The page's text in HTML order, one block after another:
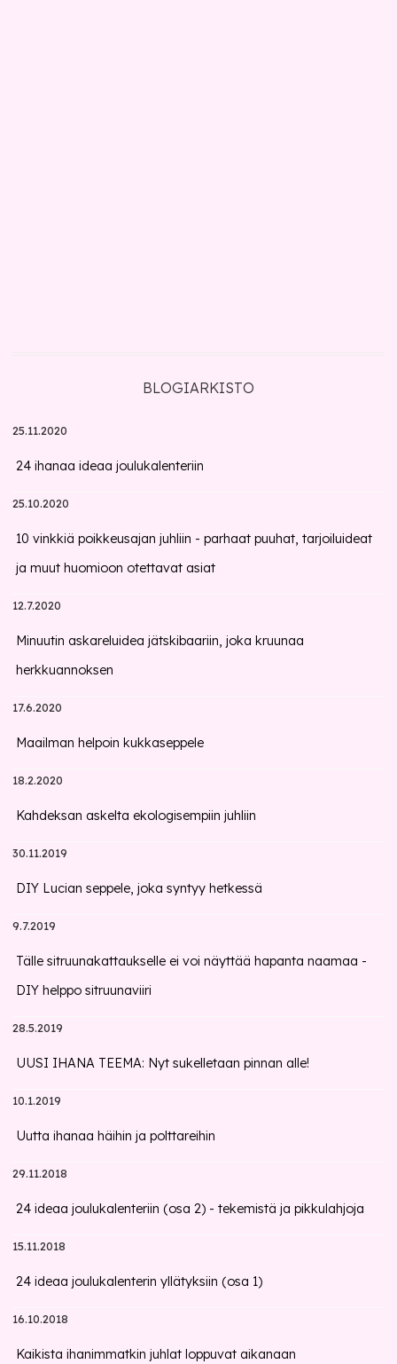
BLOGIARKISTO
25.11.2020
24 ihanaa ideaa joulukalenteriin
25.10.2020
10 vinkkiä poikkeusajan juhliin - parhaat puuhat, tarjoiluideat
ja muut huomioon otettavat asiat
12.7.2020
Minuutin askareluidea jätskibaariin, joka kruunaa
herkkuannoksen
17.6.2020
Maailman helpoin kukkaseppele
18.2.2020
Kahdeksan askelta ekologisempiin juhliin
30.11.2019
DIY Lucian seppele, joka syntyy hetkessä
9.7.2019
Tälle sitruunakattaukselle ei voi näyttää hapanta naamaa -
DIY helppo sitruunaviiri
28.5.2019
UUSI IHANA TEEMA: Nyt sukelletaan pinnan alle!
10.1.2019
Uutta ihanaa häihin ja polttareihin
29.11.2018
24 ideaa joulukalenteriin (osa 2) - tekemistä ja pikkulahjoja
15.11.2018
24 ideaa joulukalenterin yllätyksiin (osa 1)
16.10.2018
Kaikista ihanimmatkin juhlat loppuvat aikanaan